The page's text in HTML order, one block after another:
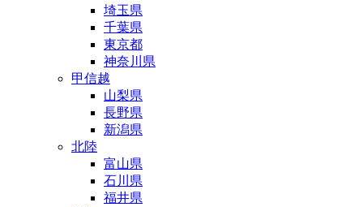
埼玉県
千葉県
東京都
神奈川県
甲信越
山梨県
長野県
新潟県
北陸
富山県
石川県
福井県